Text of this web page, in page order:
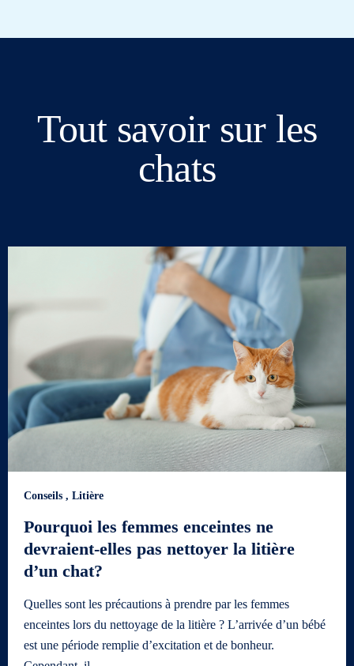
Tout savoir sur les
chats
Conseils , Litière
Pourquoi les femmes enceintes ne
devraient-elles pas nettoyer la litière
d’un chat?
Quelles sont les précautions à prendre par les femmes
enceintes lors du nettoyage de la litière ? L’arrivée d’un bébé
est une période remplie d’excitation et de bonheur.